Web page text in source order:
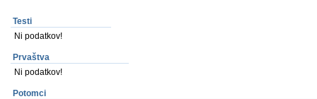
Testi
Ni podatkov!
Prvaštva
Ni podatkov!
Potomci